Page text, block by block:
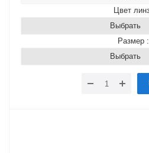
Цвет
Выбрать
Размер :
Выбрать